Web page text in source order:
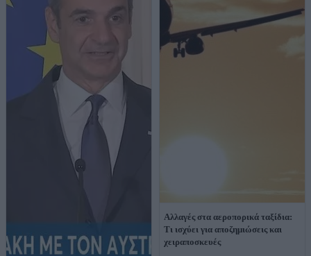
Αλλαγές στα αεροπορικά ταξίδια:
Τι ισχύει για αποζημιώσεις και
χειραποσκευές